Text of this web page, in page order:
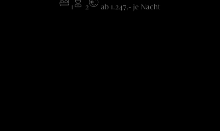
1 2 ab 1.247,- je Nacht